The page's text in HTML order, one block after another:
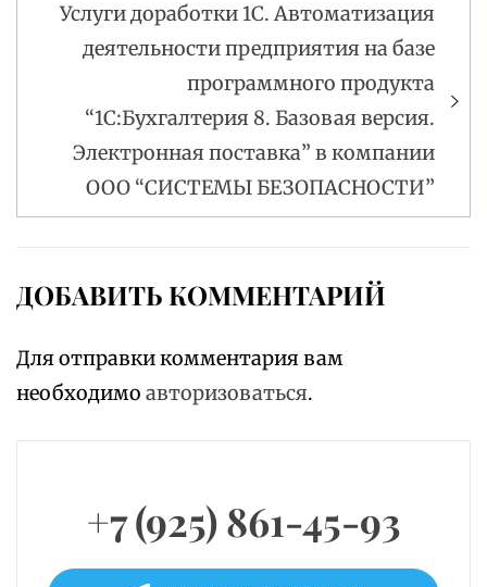
Услуги доработки 1С. Автоматизация
деятельности предприятия на базе
программного продукта
“1С:Бухгалтерия 8. Базовая версия.
Электронная поставка” в компании
ООО “СИСТЕМЫ БЕЗОПАСНОСТИ”
ДОБАВИТЬ КОММЕНТАРИЙ
Для отправки комментария вам
необходимо авторизоваться.
+7 (925) 861-45-93